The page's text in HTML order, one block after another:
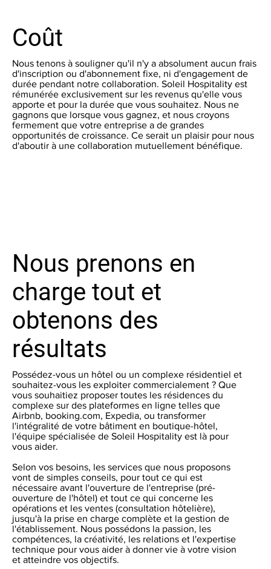
Nous tenons à souligner qu'il n'y a absolument aucun frais
d'inscription ou d'abonnement fixe, ni d'engagement de
durée pendant notre collaboration. Soleil Hospitality est
rémunérée exclusivement sur les revenus qu'elle vous
apporte et pour la durée que vous souhaitez. Nous ne
gagnons que lorsque vous gagnez, et nous croyons
fermement que votre entreprise a de grandes
opportunités de croissance. Ce serait un plaisir pour nous
d'aboutir à une collaboration mutuellement bénéfique.
Coût
Possédez-vous un hôtel ou un complexe résidentiel et
souhaitez-vous les exploiter commercialement ? Que
vous souhaitiez proposer toutes les résidences du
complexe sur des plateformes en ligne telles que
Airbnb, booking.com, Expedia, ou transformer
l'intégralité de votre bâtiment en boutique-hôtel,
l'équipe spécialisée de Soleil Hospitality est là pour
vous aider.
Selon vos besoins, les services que nous proposons
vont de simples conseils, pour tout ce qui est
nécessaire avant l'ouverture de l'entreprise (pré-
ouverture de l'hôtel) et tout ce qui concerne les
opérations et les ventes (consultation hôtelière),
jusqu'à la prise en charge complète et la gestion de
l'établissement. Nous possédons la passion, les
compétences, la créativité, les relations et l'expertise
technique pour vous aider à donner vie à votre vision
et atteindre vos objectifs.
Nous prenons en
charge tout et
obtenons des
résultats